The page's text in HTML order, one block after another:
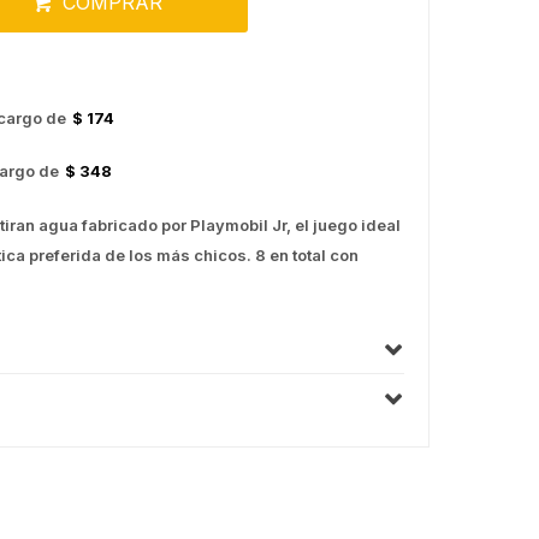
de $ 174
de $ 348
agua fabricado por Playmobil Jr, el juego ideal
preferida de los más chicos. 8 en total con